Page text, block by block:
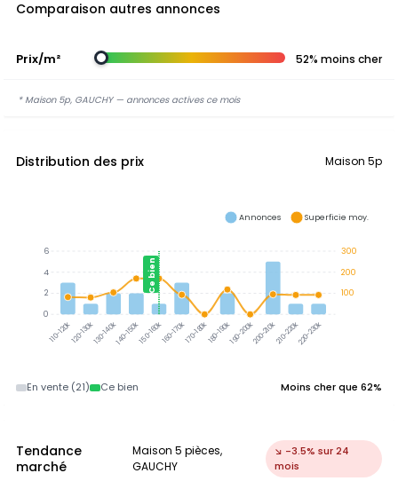
Comparaison autres annonces
Prix/m² 52% moins cher
* Maison 5p, GAUCHY — annonces actives ce mois
Distribution des prix Maison 5p
110-120k120-130k130-140k140-150k150-160k160-170k170-180k180-190k190-200k200-210k210-220k220-230k
Ce bien
300
200
100
6
4
2
0
Annonces Superficie moy.
En vente (21) Ce bien Moins cher que 62%
Tendance
marché
Maison 5 pièces,
GAUCHY
↘ -3.5% sur 24
mois